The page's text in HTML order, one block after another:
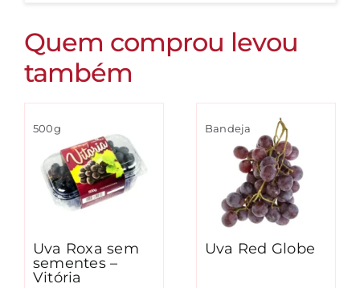
Quem comprou levou
também
500g
Uva Roxa sem
sementes –
Vitória
Bandeja
Uva Red Globe